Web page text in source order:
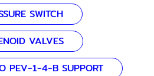
SWITCH
VALVES
PEV-1-4-B SUPPORT